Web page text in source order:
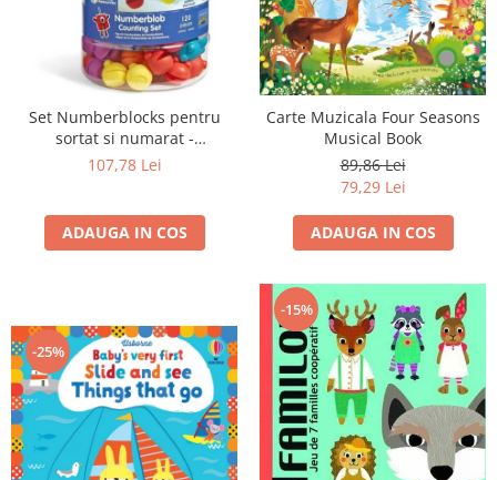
Set Numberblocks pentru
sortat si numarat -
Numberblob
107,78 Lei
ADAUGA IN COS
Carte Muzicala Four Seasons
Musical Book
89,86 Lei
79,29 Lei
ADAUGA IN COS
-25%
-15%